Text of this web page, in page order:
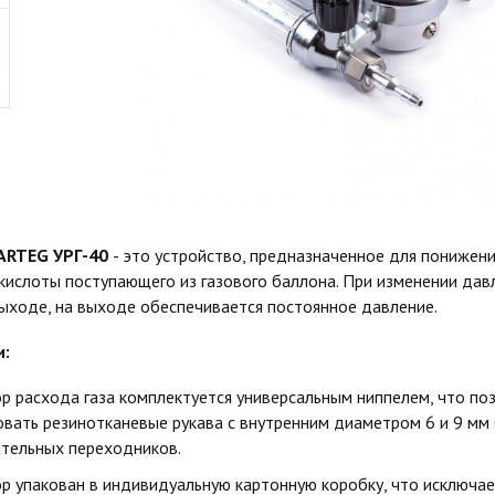
УРГ-40 - это устройство, предназначенное для
поступающего из газового баллона. При изменении
на выходе обеспечивается постоянное давление.
расхода газа комплектуется универсальным ниппелем, что
резинотканевые рукава с внутренним диаметром 6 и 9 мм
переходников.
упакован в индивидуальную картонную коробку, что